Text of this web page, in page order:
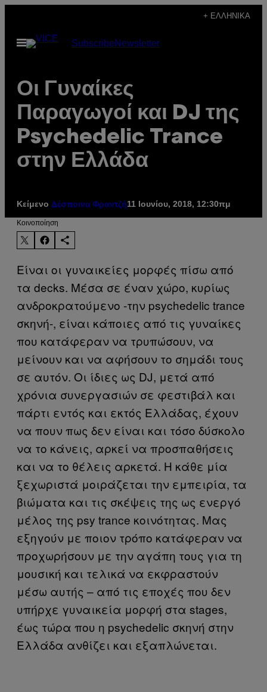
περιεχόμενο
+ ΕΛΛΗΝΙΚΆ
Ανοίξτε
το
SubscribeNewsletter
Οι Γυναίκες
Παραγωγοί και DJ της
Psychedelic Trance
στην Ελλάδα
Κείμενο Δέσποινα Φραντζή11 Ιουνίου, 2018, 12:30πμ
Kοινοποίηση
Είναι οι γυναικείες μορφές πίσω από
τα decks. Μέσα σε έναν χώρο, κυρίως
ανδροκρατούμενο -την psychedelic trance
σκηνή-, είναι κάποιες από τις γυναίκες
που κατάφεραν να τρυπώσουν, να
μείνουν και να αφήσουν το σημάδι τους
σε αυτόν. Οι ίδιες ως DJ, μετά από
χρόνια συνεργασιών σε φεστιβάλ και
πάρτι εντός και εκτός Ελλάδας, έχουν
να πουν πως δεν είναι και τόσο δύσκολο
να το κάνεις, αρκεί να προσπαθήσεις
και να το θέλεις αρκετά. Η κάθε μία
ξεχωριστά μοιράζεται την εμπειρία, τα
βιώματα και τις σκέψεις της ως ενεργό
μέλος της psy trance κοινότητας. Μας
εξηγούν με ποιον τρόπο κατάφεραν να
προχωρήσουν με την αγάπη τους για τη
μουσική και τελικά να εκφραστούν
μέσω αυτής – από τις εποχές που δεν
υπήρχε γυναικεία μορφή στα stages,
έως τώρα που η psychedelic σκηνή στην
Ελλάδα ανθίζει και εξαπλώνεται.